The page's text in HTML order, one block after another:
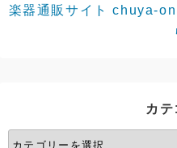
楽器通販サイト chuya-
カテ
カ